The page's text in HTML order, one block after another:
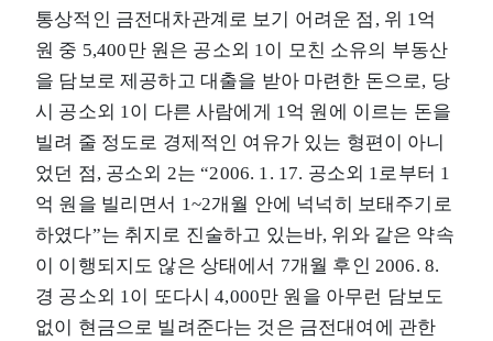
통상적인 금전대차관계로 보기 어려운 점, 위 1억
원 중 5,400만 원은 공소외 1이 모친 소유의 부동산
을 담보로 제공하고 대출을 받아 마련한 돈으로, 당
시 공소외 1이 다른 사람에게 1억 원에 이르는 돈을
빌려 줄 정도로 경제적인 여유가 있는 형편이 아니
었던 점, 공소외 2는 “2006. 1. 17. 공소외 1로부터 1
억 원을 빌리면서 1~2개월 안에 넉넉히 보태주기로
하였다”는 취지로 진술하고 있는바, 위와 같은 약속
이 이행되지도 않은 상태에서 7개월 후인 2006. 8.
경 공소외 1이 또다시 4,000만 원을 아무런 담보도
없이 현금으로 빌려준다는 것은 금전대여에 관한